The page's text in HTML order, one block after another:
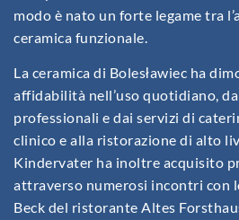
modo è nato un forte legame tra
ceramica funzionale.
La ceramica di Bolesławiec ha
affidabilità nell’uso quotidiano,
professionali e dai servizi di
clinico e alla ristorazione di alto
Kindervater ha inoltre acquisito
attraverso numerosi incontri con
Beck del ristorante Altes